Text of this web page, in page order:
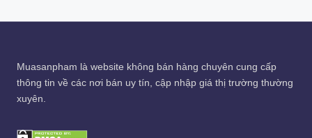
Muasanpham là website không bán hàng chuyên cung cấp
thông tin về các nơi bán uy tín, cập nhập giá thị trường thường
xuyên.